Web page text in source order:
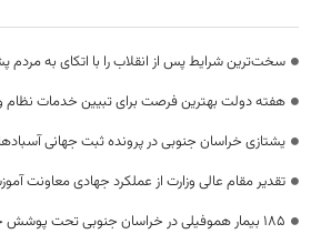
سخت‌ترین شرایط پس از انقلاب را با اتکای به
هفته دولت بهترین فرصت برای تبیین خدمات نظام
یشتازی خراسان جنوبی در پرونده ثبت جهانی آسبادها
تقدیر مقام عالی وزارت از عملکرد جهادی معاونت آموزش ابتدایی خراسان
۱۸۵ بیمار هموفیلی در خراسان جنوبی تحت پوشش خدمات بیمه سلامت قرار دارند